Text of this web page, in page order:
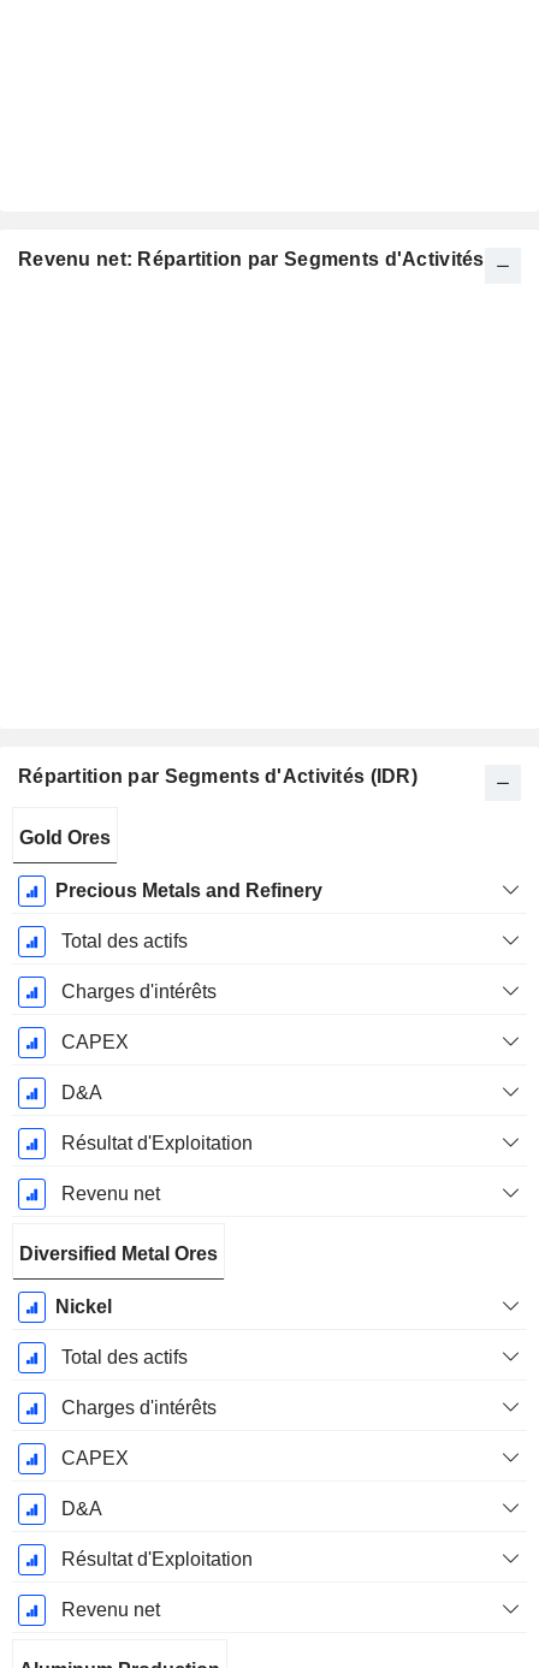
Revenu net: Répartition par Segments d'Activités
Répartition par Segments d'Activités (IDR)
Fiscale:
Décembre
Gold Ores
Precious Metals and Refinery
Total des actifs
Charges d'intérêts
CAPEX
D&A
Résultat d'Exploitation
Revenu net
Diversified Metal Ores
Nickel
Total des actifs
Charges d'intérêts
CAPEX
D&A
Résultat d'Exploitation
Revenu net